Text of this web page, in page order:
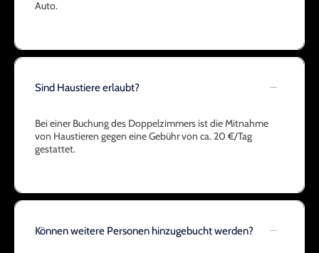
Auto.
Sind Haustiere erlaubt?
Bei einer Buchung des Doppelzimmers ist die Mitnahme
von Haustieren gegen eine Gebühr von ca. 20 €/Tag
gestattet.
Können weitere Personen hinzugebucht werden?